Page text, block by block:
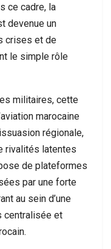
ce cadre, la
devenue un
crises et de
le simple rôle
militaires, cette
marocaine
régionale,
rivalités latentes
de plateformes
par une forte
au sein d’une
centralisée et